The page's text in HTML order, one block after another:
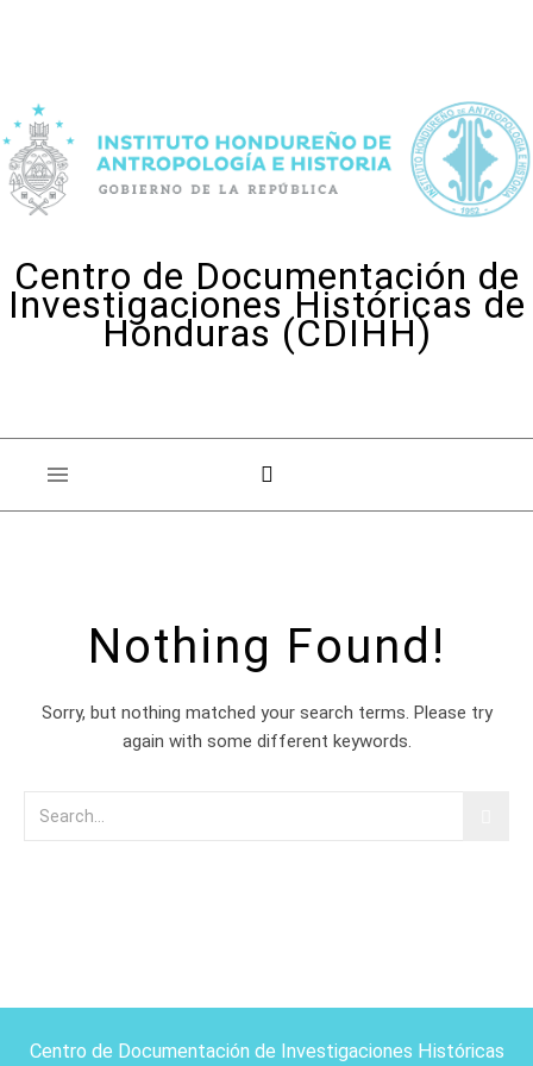
Centro de Documentación de
Investigaciones Históricas de
Honduras (CDIHH)
Nothing Found!
Sorry, but nothing matched your search terms. Please try
again with some different keywords.
Centro de Documentación de Investigaciones Históricas